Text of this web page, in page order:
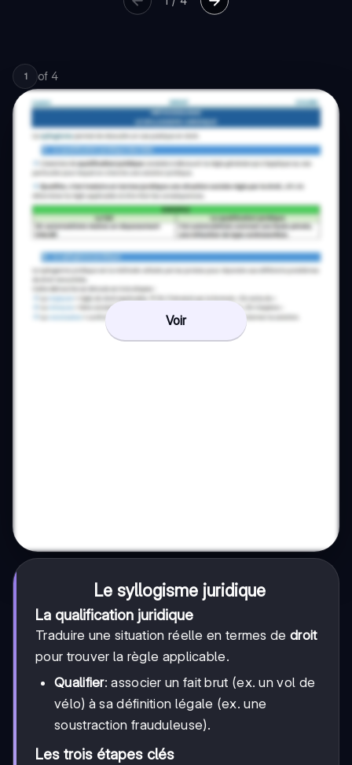
1 of 4
Voir
Le syllogisme juridique
La qualification juridique
Traduire une situation réelle en termes de droit
pour trouver la règle applicable.
Qualifier: associer un fait brut (ex. un vol de
vélo) à sa définition légale (ex. une
soustraction frauduleuse).
Les trois étapes clés